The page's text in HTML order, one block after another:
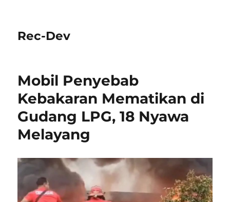
Rec-Dev
Mobil Penyebab
Kebakaran Mematikan di
Gudang LPG, 18 Nyawa
Melayang